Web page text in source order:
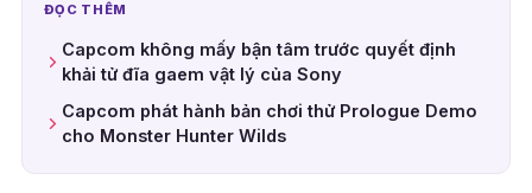
ĐỌC THÊM
Capcom không mấy bận tâm trước quyết định
khải tử đĩa gaem vật lý của Sony
Capcom phát hành bản chơi thử Prologue Demo
cho Monster Hunter Wilds